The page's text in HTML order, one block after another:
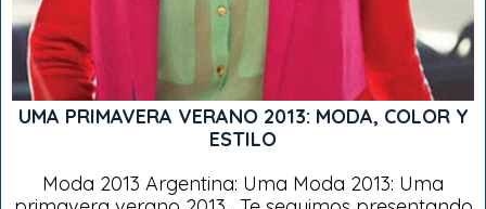
UMA PRIMAVERA VERANO 2013: MODA, COLOR Y
ESTILO
Moda 2013 Argentina: Uma Moda 2013: Uma